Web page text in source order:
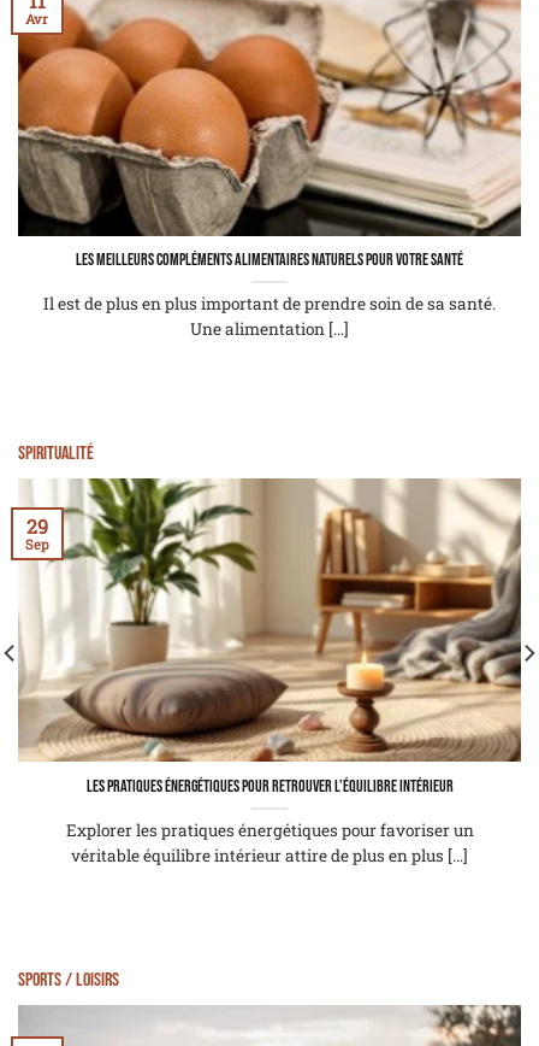
Les meilleurs compléments alimentaires naturels pour votre santé
Il est de plus en plus important de prendre soin de sa santé.
Une alimentation [...]
Avr
Spiritualité
Les pratiques énergétiques pour retrouver l’équilibre intérieur
Explorer les pratiques énergétiques pour favoriser un
véritable équilibre intérieur attire de plus en plus [...]
29
Sep
Sports / Loisirs